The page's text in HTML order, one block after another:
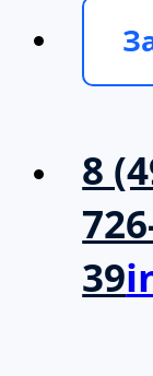
8
39